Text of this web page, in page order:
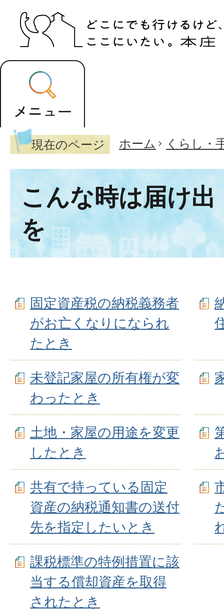
現在のページ ホーム くらし・
こんな時は届け
を
固定資産税の納税義務者
がお亡くなりになられ
たとき
未登記家屋の所有権が変
わったとき
土地・家屋の用途を変更
したとき
共有で持っている固定
資産の納税通知書の送付
先を指定したいとき
課税標準の特例措置に該
当する償却資産を取得
されたとき